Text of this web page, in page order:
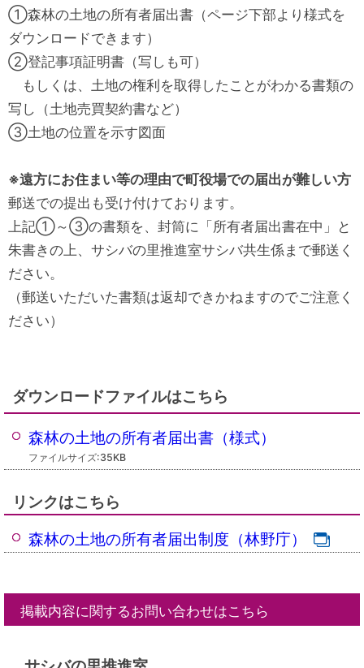
①森林の土地の所有者届出書（ページ下部より様式を
ダウンロードできます）
②登記事項証明書（写しも可）
もしくは、土地の権利を取得したことがわかる書類の
写し（土地売買契約書など）
③土地の位置を示す図面
※遠方にお住まい等の理由で町役場での届出が難しい方
郵送での提出も受け付けております。
上記①～③の書類を、封筒に「所有者届出書在中」と
朱書きの上、サシバの里推進室サシバ共生係まで郵送く
ださい。
（郵送いただいた書類は返却できかねますのでご注意く
ださい）
ダウンロードファイルはこちら
森林の土地の所有者届出書（様式）
ファイルサイズ:35KB
リンクはこちら
森林の土地の所有者届出制度（林野庁）
掲載内容に関するお問い合わせはこちら